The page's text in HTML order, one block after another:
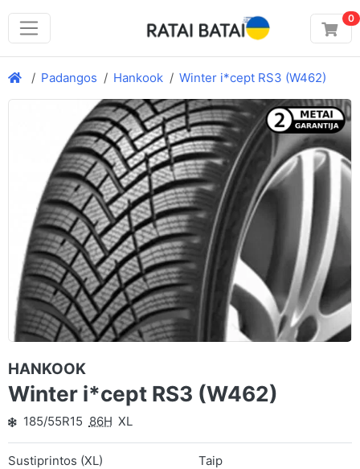
0
Padangos Hankook Winter i*cept RS3 (W462)
HANKOOK
Winter i*cept RS3 (W462)
185/55R15 86H XL
Sustiprintos (XL) Taip